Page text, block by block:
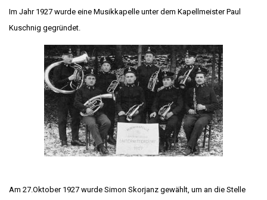
Im Jahr 1927 wurde eine Musikkapelle unter dem Kapellmeister Paul
Kuschnig gegründet.
Am 27.Oktober 1927 wurde Simon Skorjanz gewählt, um an die Stelle